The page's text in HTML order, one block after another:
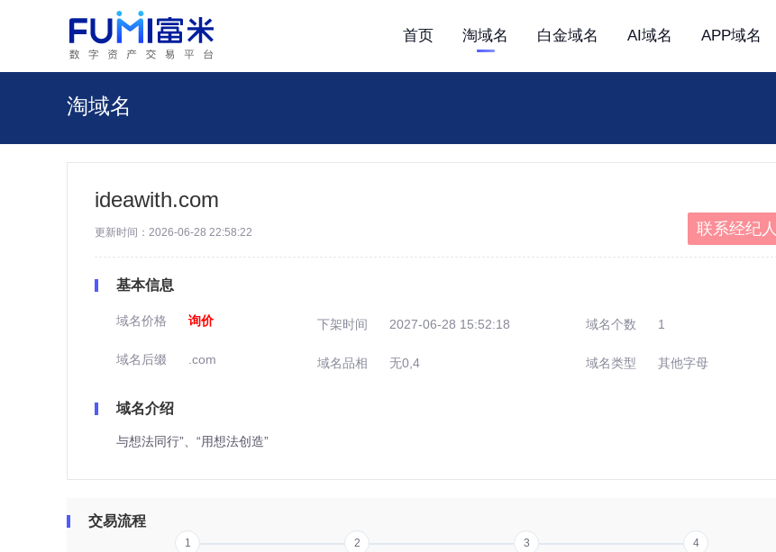
首页 淘域名 白金域名 AI域名 APP域名
淘域名
ideawith.com
更新时间：2026-06-28 22:58:22 联系经纪人
基本信息
域名价格 询价 下架时间 2027-06-28 15:52:18 域名个数 1
域名后缀 .com 域名品相 无0,4 域名类型 其他字母
域名介绍
与想法同行”、“用想法创造”
交易流程
1 2 3
4